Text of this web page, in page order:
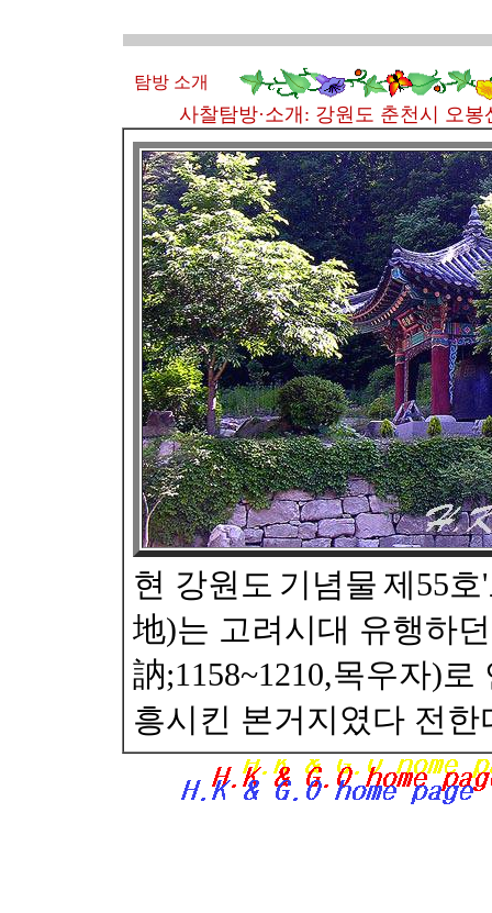
탐방 소개
사찰탐방·소개: 강원도 춘천시 오봉
현 강원도 기념물 제55
地)는 고려시대 유행하
訥;1158~1210,목우자)
흥시킨 본거지였다 전한